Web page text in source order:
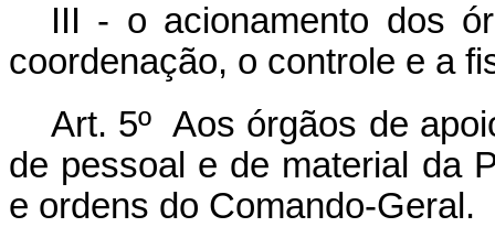
III - o acionamento dos
coordenação, o controle e a
Art. 5º Aos órgãos de
de pessoal e de material da
e ordens do Comando-Geral.